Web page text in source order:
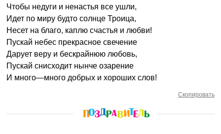
Чтобы недуги и ненастья все ушли,
Идет по миру будто солнце Троица,
Несет на благо, каплю счастья и любви!
Пускай небес прекрасное свечение
Дарует веру и бескрайнюю любовь,
Пускай снисходит нынче озарение
И много—много добрых и хороших слов!
Скопировать